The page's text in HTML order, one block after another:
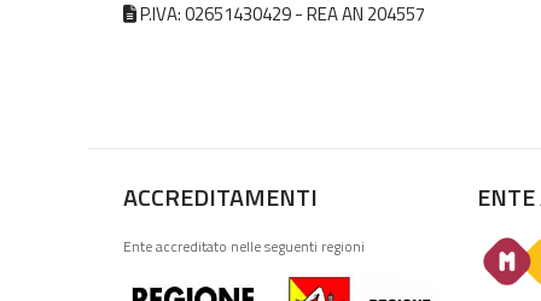
P.IVA: 02651430429 - REA AN 204557
ACCREDITAMENTI
Ente accreditato nelle seguenti regioni